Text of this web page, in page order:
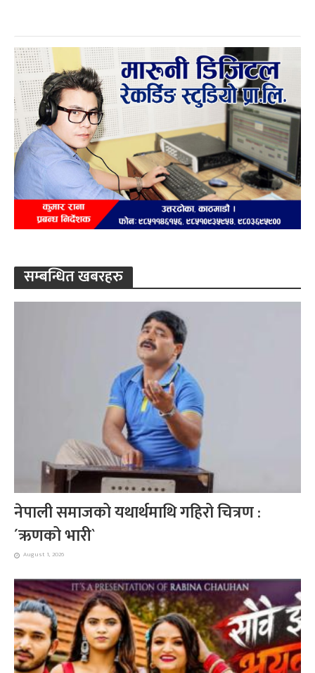
सम्बन्धित खबरहरु
नेपाली समाजको यथार्थमाथि गहिरो चित्रण :
´ऋणको भारी`
August 1, 2026